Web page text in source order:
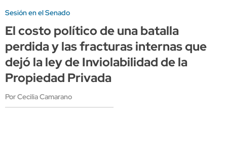
Sesión en el Senado
El costo político de una batalla
perdida y las fracturas internas que
dejó la ley de Inviolabilidad de la
Propiedad Privada
Por Cecilia Camarano